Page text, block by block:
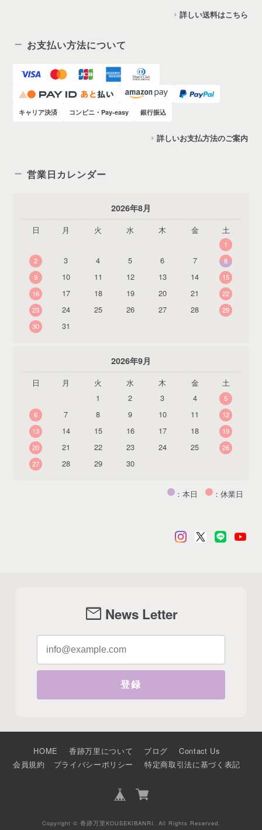
詳しい送料はこちら
お支払い方法について
キャリア決済 コンビニ・Pay-easy 銀行振込
詳しいお支払方法のご案内
営業日カレンダー
2026年8月
日 月 火 水 木 金 土
1
2
3 4 5 6 7
8
9
10 11 12 13 14
15
16
17 18 19 20 21
22
23
24 25 26 27 28
29
30
31
2026年9月
日 月 火 水 木 金
土
1
2 3 4
5
6
7 8 9 10 11
12
13
14 15 16 17 18
19
20
21 22 23 24 25
26
27
28 29 30
：本日 ：休業日
mail News Letter
登録
HOME 香跡万里について ブログ
Contact Us
会員規約
プライバシーポリシー 特定商取引法に基づく表記
Copyright © 香跡万里KOUSEKIBANRI. All Rights Reserved.